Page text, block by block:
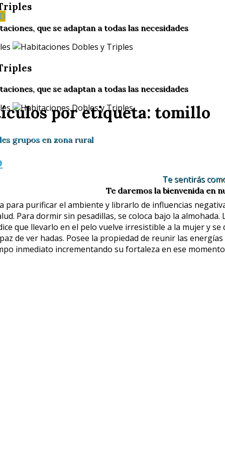
que se adaptan a todas las necesidades
que se adaptan a todas las necesidades
grupos en zona rural
Te sentirás
Te daremos la bienvenida en
por etiqueta: tomillo
para purificar el ambiente y librarlo de influencias
Para dormir sin pesadillas, se coloca bajo la almohada.
que llevarlo en el pelo vuelve irresistible a la mujer y se
de ver hadas. Posee la propiedad de reunir las
inmediato incrementando su fortaleza en ese